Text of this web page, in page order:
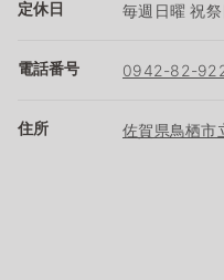
定休日 毎週日曜 祝
電話番号 0942-82-
住所 佐賀県鳥栖市